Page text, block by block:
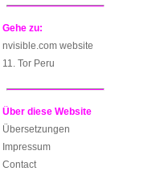
Gehe zu:
nvisible.com website
11. Tor Peru
Über diese Website
Übersetzungen
Impressum
Contact